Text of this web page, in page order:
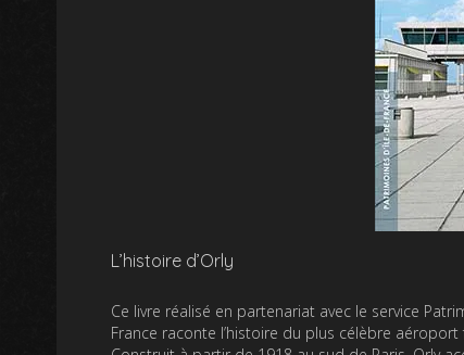
L’histoire d’Orly
Ce livre réalisé en partenariat avec le service
France raconte l’histoire du plus célèbre